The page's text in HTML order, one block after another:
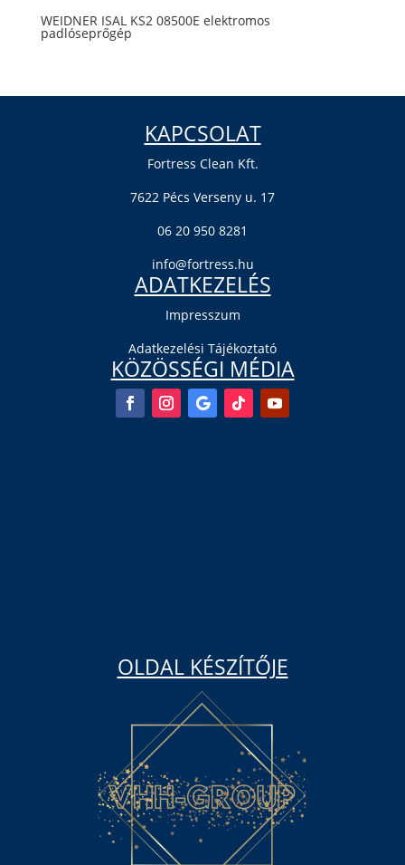
WEIDNER ISAL KS2 08500E elektromos
padlóseprőgép
KAPCSOLAT
Fortress Clean Kft.
7622 Pécs Verseny u. 17
06 20 950 8281
info@fortress.hu
ADATKEZELÉS
Impresszum
Adatkezelési Tájékoztató
KÖZÖSSÉGI MÉDIA
OLDAL KÉSZÍTŐJE